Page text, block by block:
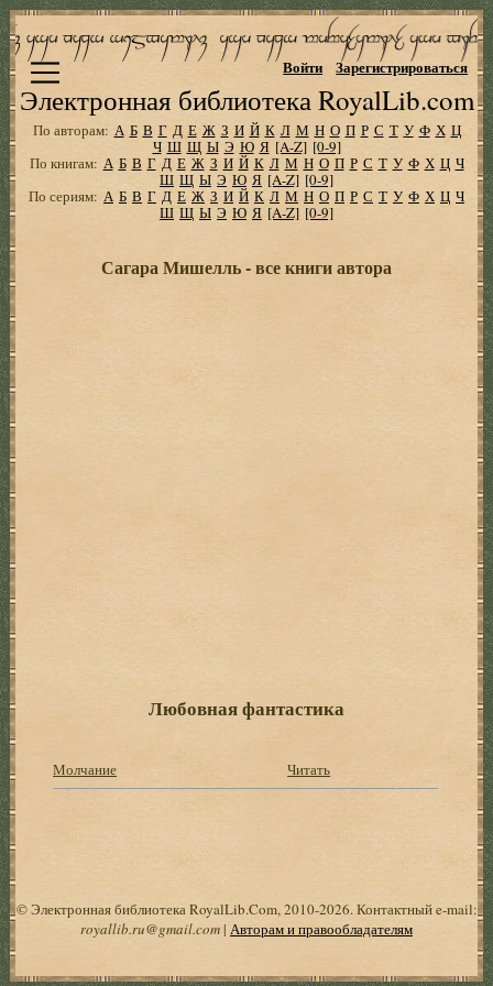
Электронная библиотека RoyalLib.com
Войти Зарегистрироваться
По авторам: А Б В Г Д Е Ж З И Й К Л М Н О П Р С Т У Ф Х Ц
Ч Ш Щ Ы Э Ю Я [A-Z] [0-9]
По книгам: А Б В Г Д Е Ж З И Й К Л М Н О П Р С Т У Ф Х Ц Ч
Ш Щ Ы Э Ю Я [A-Z] [0-9]
По сериям: А Б В Г Д Е Ж З И Й К Л М Н О П Р С Т У Ф Х Ц Ч
Ш Щ Ы Э Ю Я [A-Z] [0-9]
Сагара Мишелль - все книги автора
Любовная фантастика
Молчание Читать
© Электронная библиотека RoyalLib.Com, 2010-2026. Контактный e-mail:
royallib.ru@gmail.com| Авторам и правообладателям